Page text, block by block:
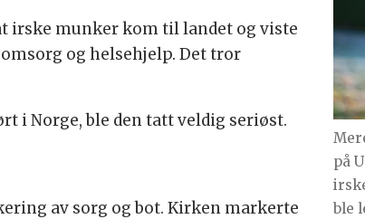
på
ble
irske munker kom til landet og viste
og helsehjelp. Det tror
i Norge, ble den tatt veldig seriøst.
av sorg og bot. Kirken markerte